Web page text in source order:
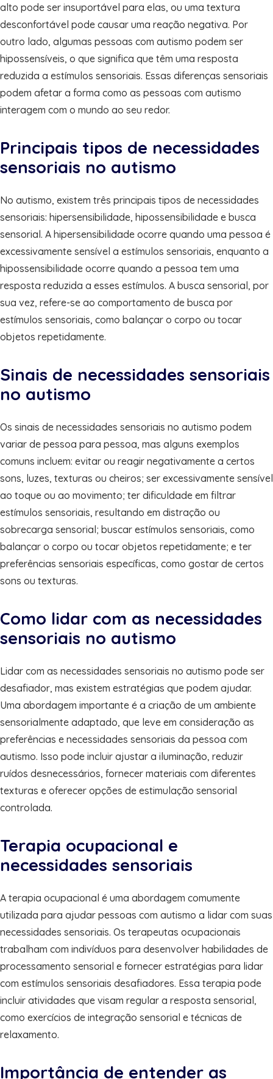
alto pode ser insuportável para elas, ou uma textura
desconfortável pode causar uma reação negativa. Por
outro lado, algumas pessoas com autismo podem ser
hipossensíveis, o que significa que têm uma resposta
reduzida a estímulos sensoriais. Essas diferenças sensoriais
podem afetar a forma como as pessoas com autismo
interagem com o mundo ao seu redor.
Principais tipos de necessidades
sensoriais no autismo
No autismo, existem três principais tipos de necessidades
sensoriais: hipersensibilidade, hipossensibilidade e busca
sensorial. A hipersensibilidade ocorre quando uma pessoa é
excessivamente sensível a estímulos sensoriais, enquanto a
hipossensibilidade ocorre quando a pessoa tem uma
resposta reduzida a esses estímulos. A busca sensorial, por
sua vez, refere-se ao comportamento de busca por
estímulos sensoriais, como balançar o corpo ou tocar
objetos repetidamente.
Sinais de necessidades sensoriais
no autismo
Os sinais de necessidades sensoriais no autismo podem
variar de pessoa para pessoa, mas alguns exemplos
comuns incluem: evitar ou reagir negativamente a certos
sons, luzes, texturas ou cheiros; ser excessivamente sensível
ao toque ou ao movimento; ter dificuldade em filtrar
estímulos sensoriais, resultando em distração ou
sobrecarga sensorial; buscar estímulos sensoriais, como
balançar o corpo ou tocar objetos repetidamente; e ter
preferências sensoriais específicas, como gostar de certos
sons ou texturas.
Como lidar com as necessidades
sensoriais no autismo
Lidar com as necessidades sensoriais no autismo pode ser
desafiador, mas existem estratégias que podem ajudar.
Uma abordagem importante é a criação de um ambiente
sensorialmente adaptado, que leve em consideração as
preferências e necessidades sensoriais da pessoa com
autismo. Isso pode incluir ajustar a iluminação, reduzir
ruídos desnecessários, fornecer materiais com diferentes
texturas e oferecer opções de estimulação sensorial
controlada.
Terapia ocupacional e
necessidades sensoriais
A terapia ocupacional é uma abordagem comumente
utilizada para ajudar pessoas com autismo a lidar com suas
necessidades sensoriais. Os terapeutas ocupacionais
trabalham com indivíduos para desenvolver habilidades de
processamento sensorial e fornecer estratégias para lidar
com estímulos sensoriais desafiadores. Essa terapia pode
incluir atividades que visam regular a resposta sensorial,
como exercícios de integração sensorial e técnicas de
relaxamento.
Importância de entender as